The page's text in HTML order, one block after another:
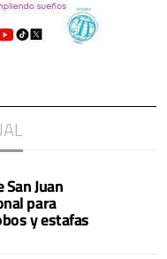
Juan
para
y estafas